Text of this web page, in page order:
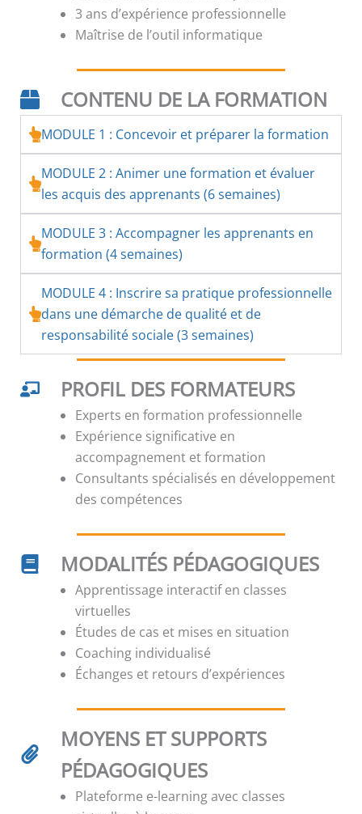
3 ans d’expérience professionnelle
Maîtrise de l’outil informatique
CONTENU DE LA FORMATION
MODULE 1 : Concevoir et préparer la formation
MODULE 2 : Animer une formation et évaluer
les acquis des apprenants (6 semaines)
MODULE 3 : Accompagner les apprenants en
formation (4 semaines)
MODULE 4 : Inscrire sa pratique professionnelle
dans une démarche de qualité et de
responsabilité sociale (3 semaines)
PROFIL DES FORMATEURS
Experts en formation professionnelle
Expérience significative en
accompagnement et formation
Consultants spécialisés en développement
des compétences
MODALITÉS PÉDAGOGIQUES
Apprentissage interactif en classes
virtuelles
Études de cas et mises en situation
Coaching individualisé
Échanges et retours d’expériences
MOYENS ET SUPPORTS
PÉDAGOGIQUES
Plateforme e-learning avec classes